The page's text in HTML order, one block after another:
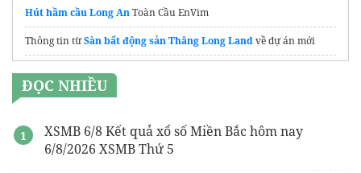
Hút hầm cầu Long AnToàn Cầu EnVim
Thông tin từSàn bất động sản Thăng Long Landvề dự án mới
Công ty xử lý nước thải Tphcm
thu mua phế liệu sắt
Thu MuaPhế Liệu NhômUy Tín
ĐỌC NHIỀU
XSMB 6/8 Kết quả xổ số Miền Bắc hôm nay
6/8/2026 XSMB Thứ 5